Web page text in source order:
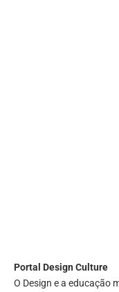
Portal Design Culture
O Design e a educação